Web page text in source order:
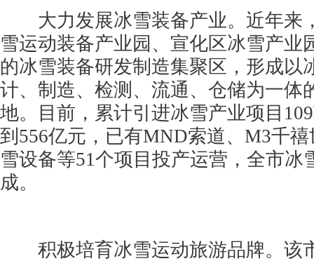
大力发展冰雪装备产业。近年来
雪运动装备产业园、宣化区冰雪产业
的冰雪装备研发制造集聚区，形成以
计、制造、检测、流通、仓储为一体
地。目前，累计引进冰雪产业项目
到556亿元，已有MND索道、M3千
雪设备等51个项目投产运营，全市冰
成。
积极培育冰雪运动旅游品牌。该